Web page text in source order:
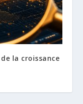
la croissance